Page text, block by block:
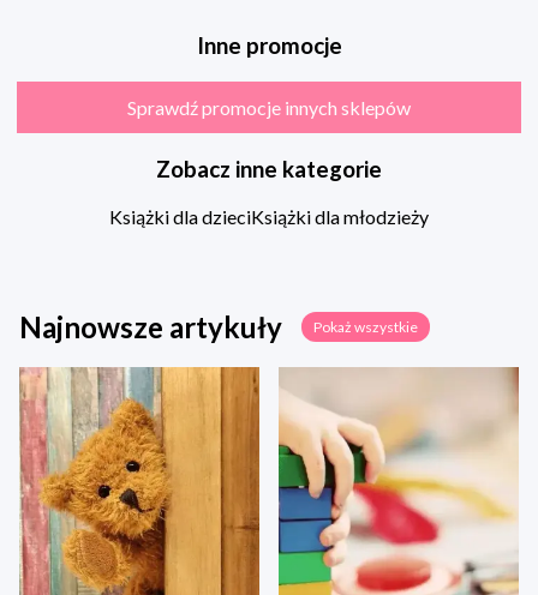
Inne promocje
Sprawdź promocje innych sklepów
Zobacz inne kategorie
Książki dla dzieciKsiążki dla młodzieży
Najnowsze artykuły Pokaż wszystkie